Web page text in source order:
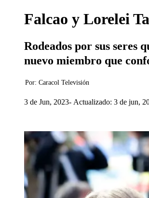
Falcao y Lorelei
Rodeados por sus seres
nuevo miembro que
Por: Caracol Televisión
3 de Jun, 2023 Actualizado: 3 de jun,